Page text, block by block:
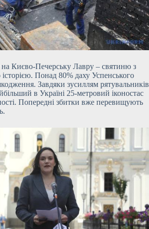
на Києво-Печерську Лавру – святиню з
Понад 80% даху Успенського
Завдяки зусиллям рятувальників
в Україні 25-метровий іконостас
Попередні збитки вже перевищують